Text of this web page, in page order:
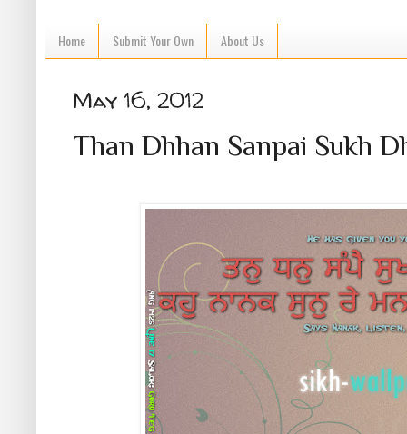
Home Submit Your Own About Us
May 16, 2012
Than Dhhan Sanpai Sukh